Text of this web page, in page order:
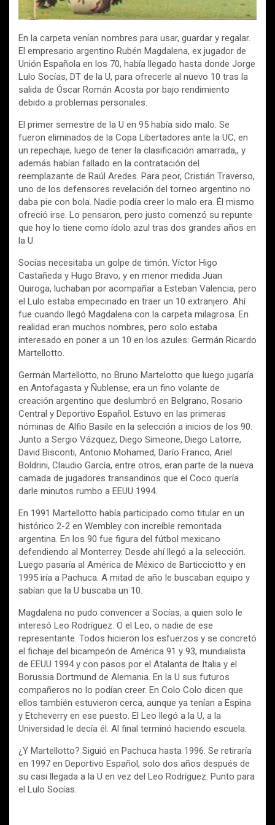
En la carpeta venían nombres para usar, guardar y regalar.
El empresario argentino Rubén Magdalena, ex jugador de
Unión Española en los 70, había llegado hasta donde Jorge
Lulo Socías, DT de la U, para ofrecerle al nuevo 10 tras la
salida de Óscar Román Acosta por bajo rendimiento
debido a problemas personales.
El primer semestre de la U en 95 había sido malo. Se
fueron eliminados de la Copa Libertadores ante la UC, en
un repechaje, luego de tener la clasificación amarrada,, y
además habían fallado en la contratación del
reemplazante de Raúl Aredes. Para peor, Cristián Traverso,
uno de los defensores revelación del torneo argentino no
daba pie con bola. Nadie podía creer lo malo era. Él mismo
ofreció irse. Lo pensaron, pero justo comenzó su repunte
que hoy lo tiene como ídolo azul tras dos grandes años en
la U.
Socías necesitaba un golpe de timón. Víctor Higo
Castañeda y Hugo Bravo, y en menor medida Juan
Quiroga, luchaban por acompañar a Esteban Valencia, pero
el Lulo estaba empecinado en traer un 10 extranjero. Ahí
fue cuando llegó Magdalena con la carpeta milagrosa. En
realidad eran muchos nombres, pero solo estaba
interesado en poner a un 10 en los azules: Germán Ricardo
Martellotto.
Germán Martellotto, no Bruno Martelotto que luego jugaría
en Antofagasta y Ñublense, era un fino volante de
creación argentino que deslumbró en Belgrano, Rosario
Central y Deportivo Español. Estuvo en las primeras
nóminas de Alfio Basile en la selección a inicios de los 90.
Junto a Sergio Vázquez, Diego Simeone, Diego Latorre,
David Bisconti, Antonio Mohamed, Darío Franco, Ariel
Boldrini, Claudio García, entre otros, eran parte de la nueva
camada de jugadores transandinos que el Coco quería
darle minutos rumbo a EEUU 1994.
En 1991 Martellotto había participado como titular en un
histórico 2-2 en Wembley con increíble remontada
argentina. En los 90 fue figura del fútbol mexicano
defendiendo al Monterrey. Desde ahí llegó a la selección.
Luego pasaría al América de México de Barticciotto y en
1995 iría a Pachuca. A mitad de año le buscaban equipo y
sabían que la U buscaba un 10.
Magdalena no pudo convencer a Socías, a quien solo le
interesó Leo Rodríguez. O el Leo, o nadie de ese
representante. Todos hicieron los esfuerzos y se concretó
el fichaje del bicampeón de América 91 y 93, mundialista
de EEUU 1994 y con pasos por el Atalanta de Italia y el
Borussia Dortmund de Alemania. En la U sus futuros
compañeros no lo podían creer. En Colo Colo dicen que
ellos también estuvieron cerca, aunque ya tenían a Espina
y Etcheverry en ese puesto. El Leo llegó a la U, a la
Universidad le decía él. Al final terminó haciendo escuela.
¿Y Martellotto? Siguió en Pachuca hasta 1996. Se retiraría
en 1997 en Deportivo Español, solo dos años después de
su casi llegada a la U en vez del Leo Rodríguez. Punto para
el Lulo Socías.